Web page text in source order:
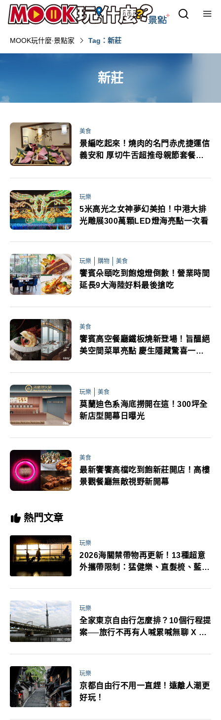
MOOK玩什麼‧景點家 Tag：新莊
新莊
美食
景編吃起來！燒肉的名門赤虎捷運信
義安和 厚切牛舌超推母親節套餐個
玩樂
5米高光之女神夢幻美拍！中港大排
光雕展300萬顆LED燈海亮點一次看
玩樂 購物 美食
饗賓朵頤吃到飽熄燈倒數！營業時間
延長9大海陸好料最後搶吃
美食
饗賓高空餐廳鐵板燒新登場！旨醞絕
美空間菜單亮點 慶生隱藏驚喜一次
玩樂 美食
莫蘭迪色系海底撈開在這！300坪全
新店型開幕日曝光
美食
最新饗饗高檔吃到飽新莊開店！高樓
景觀餐廳無敵視野新開幕
熱門文章
玩樂
2026海關禁帶物再更新！13種超意
外攜帶限制：猛健樂、直髮梳、藍牙
萬！注意事項一次看！
玩樂
全家東京自由行怎麼排？10個行程提
案──旅行不再有人喊累喊無聊 X 爸
玩樂
京都自由行不用一直趕！遠離人潮更
好玩！